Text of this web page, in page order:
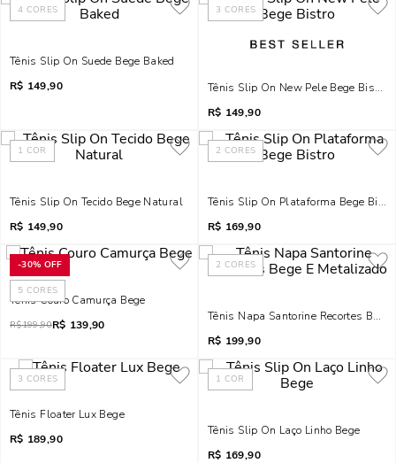
4 CORES
Tênis Slip On Suede Bege Baked
R$ 149,90
3 CORES
Tênis Slip On New Pele Bege Bistro
R$ 149,90
1 COR
Tênis Slip On Tecido Bege Natural
R$ 149,90
2 CORES
Tênis Slip On Plataforma Bege
R$ 169,90
-30% OFF
5 CORES
Tênis Couro Camurça Bege
R$199,90R$ 139,90
2 CORES
Tênis Napa Santorine Recortes Bege
R$ 199,90
3 CORES
Tênis Floater Lux Bege
R$ 189,90
1 COR
Tênis Slip On Laço Linho Bege
R$ 169,90